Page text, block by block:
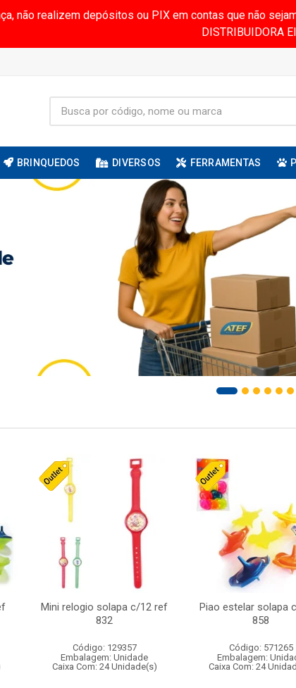
não realizem depósitos ou PIX em contas que não
DISTRIBUIDORA
BRINQUEDOS DIVERSOS FERRAMENTAS
Mini relogio solapa c/12 ref
832
Código: 129357
Embalagem: Unidade
Caixa Com: 24 Unidade(s)
Piao estelar solapa
858
Código: 571265
Embalagem:
Caixa Com: 24